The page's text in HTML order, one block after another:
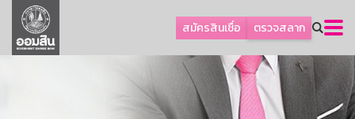
สมัครสินเชื่อ ตรวจสลาก
ลูกค้าธุรกิจ
ลูกค้าผู้ประกอบรายย่อย